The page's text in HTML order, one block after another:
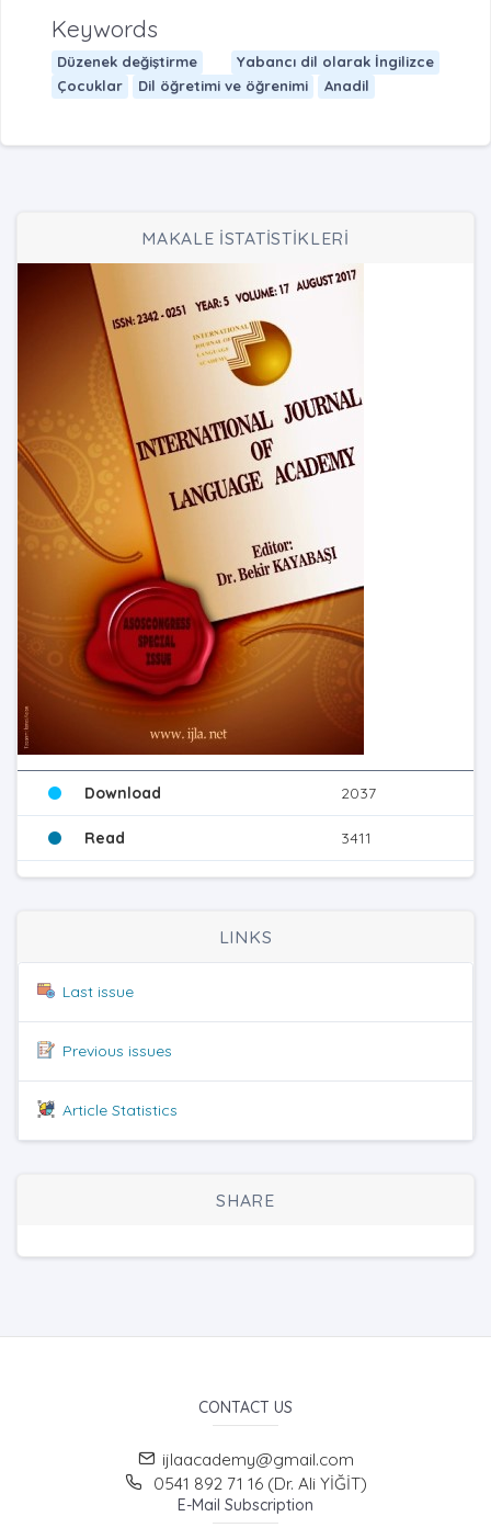
Keywords
Düzenek değiştirme
Yabancı dil olarak İngilizce
Çocuklar
Dil öğretimi ve öğrenimi Anadil
MAKALE İSTATİSTİKLERİ
Download 2037
Read 3411
LINKS
Last issue
Previous issues
Article Statistics
SHARE
CONTACT US
ijlaacademy@gmail.com
0541 892 71 16 (Dr. Ali YİĞİT)
E-Mail Subscription